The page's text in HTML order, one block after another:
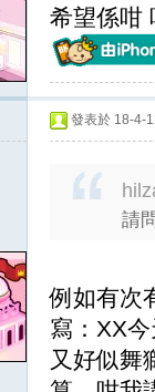
希望係咁
發表於 18-4-
請
例如有次
寫：XX
又好似舞